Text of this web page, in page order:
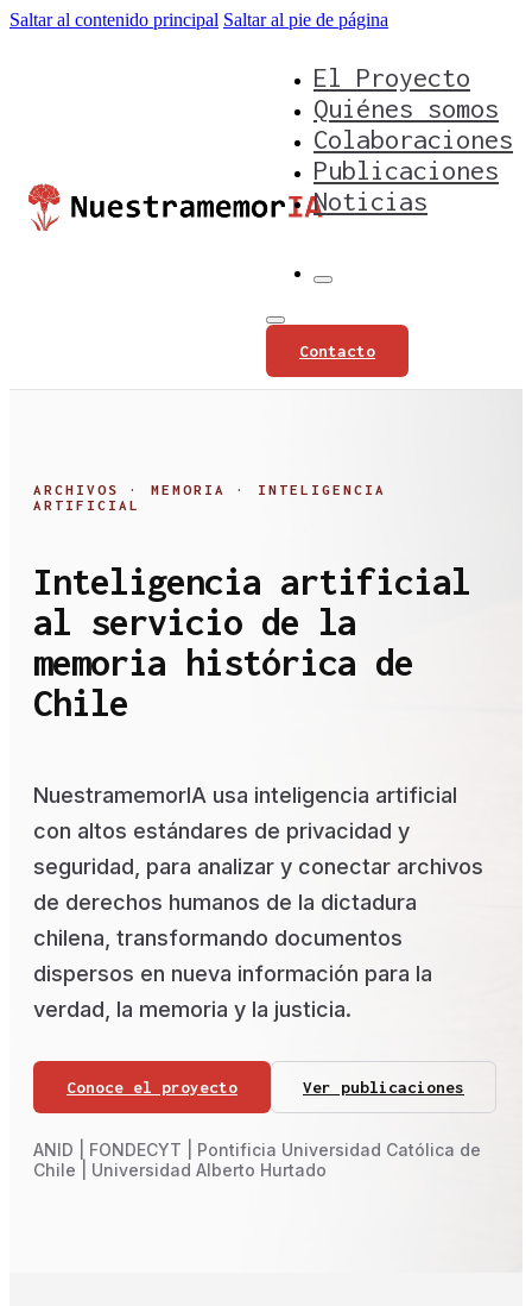
Saltar al contenido principal Saltar al pie de página
El Proyecto
Quiénes somos
Colaboraciones
Publicaciones
Noticias
Contacto
ARCHIVOS · MEMORIA · INTELIGENCIA
ARTIFICIAL
Inteligencia artificial
al servicio de la
memoria histórica de
Chile
NuestramemorIA usa inteligencia artificial
con altos estándares de privacidad y
seguridad, para analizar y conectar archivos
de derechos humanos de la dictadura
chilena, transformando documentos
dispersos en nueva información para la
verdad, la memoria y la justicia.
Conoce el proyecto Ver publicaciones
ANID | FONDECYT | Pontificia Universidad Católica de
Chile | Universidad Alberto Hurtado